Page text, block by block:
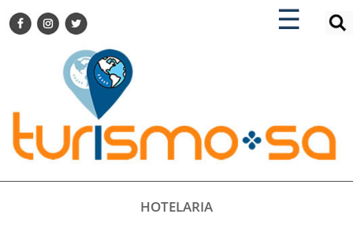
☰
×
TURISMO SA FOR BUSINESS
DESTINOS NACIONAIS
DESTINOS INTERNACIONAIS
CITY BREAK
TURISMO E MERCADO
EVENTOS
×
ENCONTRE SUA NOTÍCIA
HOTELARIA